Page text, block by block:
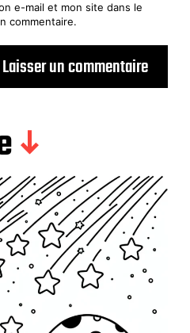
e-mail et mon site dans le
commentaire.